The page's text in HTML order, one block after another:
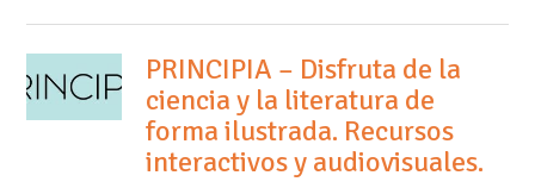
PRINCIPIA – Disfruta de la
ciencia y la literatura de
forma ilustrada. Recursos
interactivos y audiovisuales.